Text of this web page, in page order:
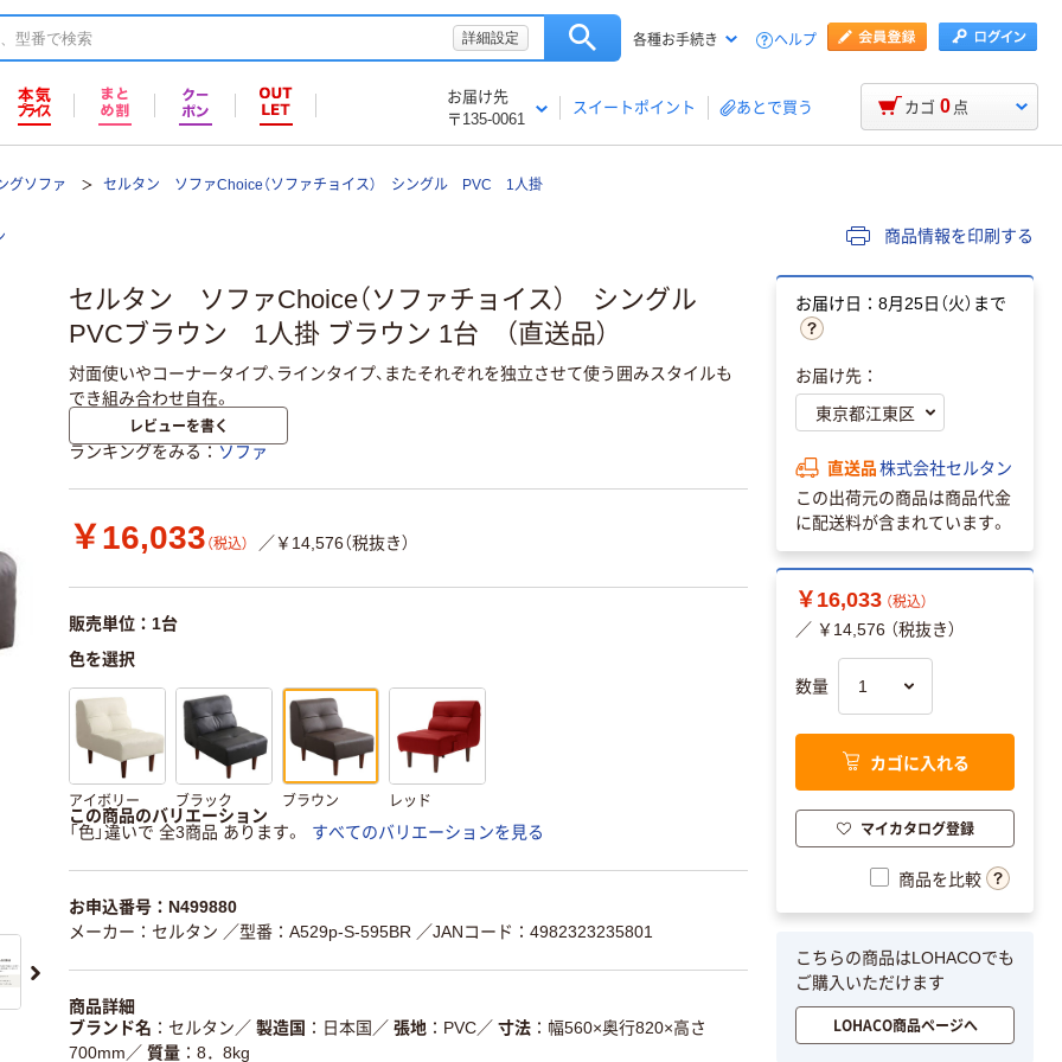
詳細設定 各種お手続き ヘルプ
お届け先
〒135-0061
スイートポイント あとで買う カゴ 0 点
グソファ セルタン ソファChoice（ソファチョイス） シングル PVC 1人掛
商品情報を印刷する
セルタン ソファChoice（ソファチョイス） シングル
PVCブラウン 1人掛 ブラウン 1台 （直送品）
対面使いやコーナータイプ、ラインタイプ、またそれぞれを独立させて使う囲みスタイルも
でき組み合わせ自在。
レビューを書く
ランキングをみる ソファ
￥16,033 （税込） ／￥14,576（税抜き）
販売単位：1台
色を選択
アイボリー ブラック ブラウン レッド
この商品のバリエーション
「色」違いで 全3商品 あります。
すべてのバリエーションを見る
お申込番号：N499880
メーカー：セルタン ／型番：A529p-S-595BR ／JANコード：4982323235801
商品詳細
ブランド名
セルタン ／ 製造国 日本国 ／ 張地 PVC／ 寸法
幅560×奥行820×高さ
700mm ／ 質量 8．8kg
お届け日：8月25日（火）まで
お届け先：
直送品株式会社セルタン
この出荷元の商品は商品代金
に配送料が含まれています。
￥16,033 （税込）
／ ￥14,576 （税抜き）
数量
カゴに入れる
マイカタログ登録
商品を比較
こちらの商品はLOHACOでも
ご購入いただけます
LOHACO商品ページへ